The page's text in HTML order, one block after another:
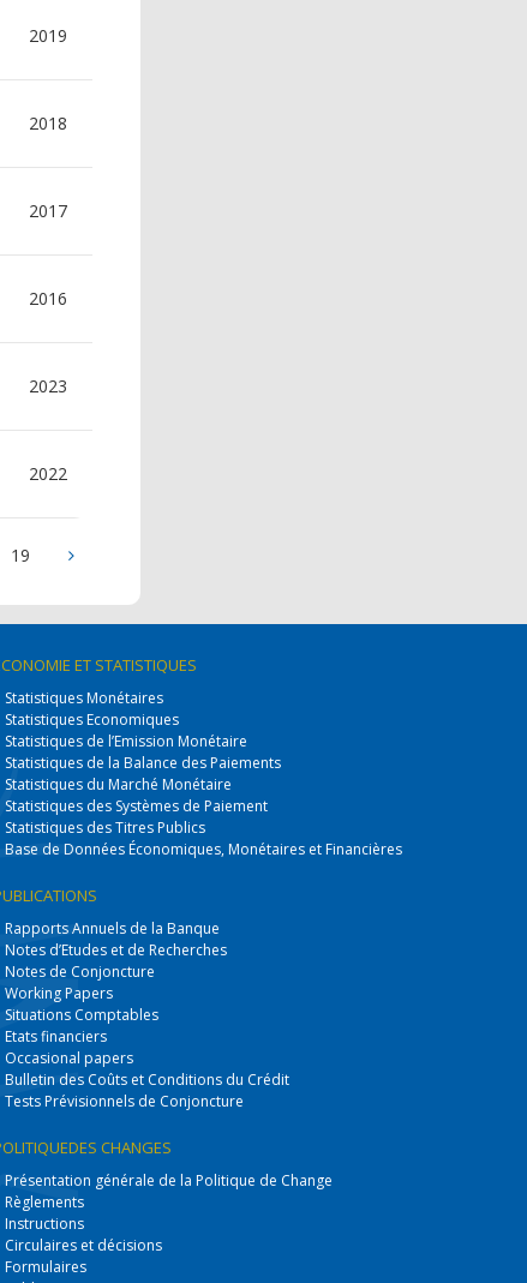
2019
2018
2017
2016
2023
2022
19
ET STATISTIQUES
Statistiques Monétaires
Statistiques Economiques
Statistiques de l’Emission Monétaire
Statistiques de la Balance des Paiements
Statistiques du Marché Monétaire
Statistiques des Systèmes de Paiement
Statistiques des Titres Publics
Base de Données Économiques, Monétaires et Financières
Rapports Annuels de la Banque
Notes d’Etudes et de Recherches
Notes de Conjoncture
Working Papers
Situations Comptables
Etats financiers
Occasional papers
Bulletin des Coûts et Conditions du Crédit
Tests Prévisionnels de Conjoncture
DES CHANGES
Présentation générale de la Politique de Change
Règlements
Instructions
Circulaires et décisions
Formulaires